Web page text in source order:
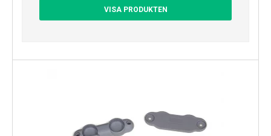
VISA PRODUKTEN